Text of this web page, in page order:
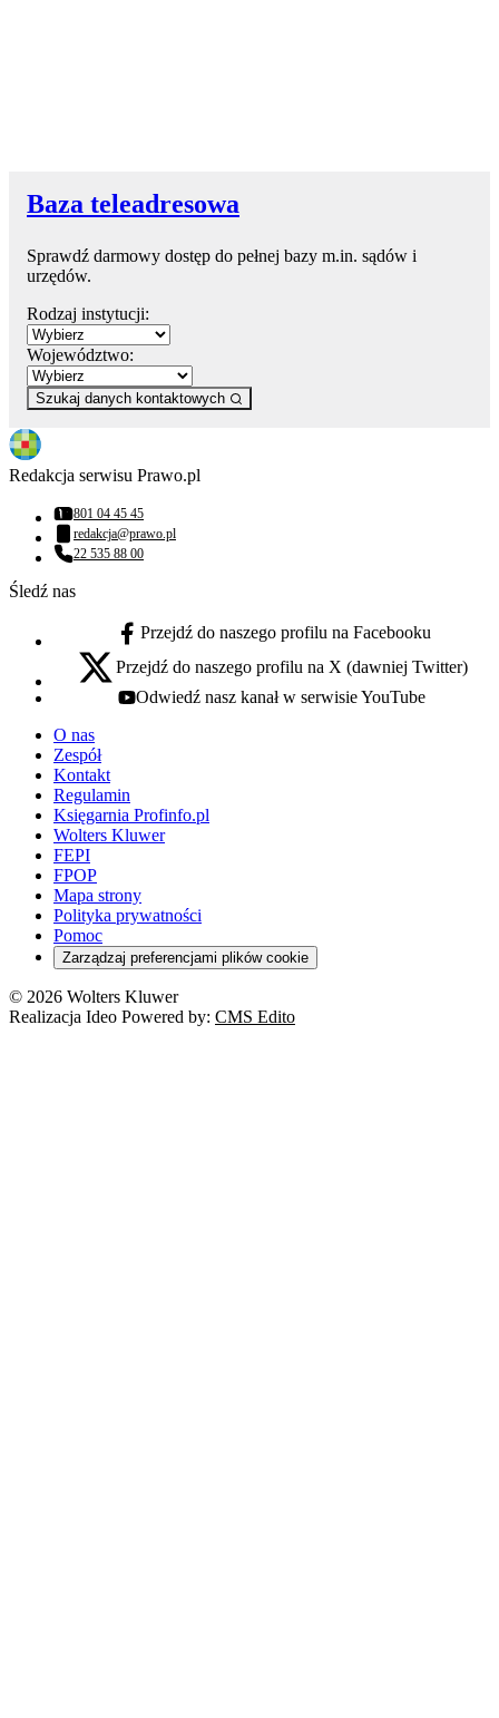
Baza teleadresowa
Sprawdź darmowy dostęp do pełnej bazy m.in. sądów i
urzędów.
Rodzaj instytucji:
Województwo:
Szukaj danych kontaktowych
Redakcja serwisu Prawo.pl
Numer telefonu:
801 04 45 45
Adres email:
redakcja@prawo.pl
Numer telefonu:
22 535 88 00
Śledź nas
facebook - otwiera się w nowej karcie
Przejdź do naszego profilu na Facebooku
x - otwiera się w nowej karcie
Przejdź do naszego profilu na X (dawniej Twitter)
youtube - otwiera się w nowej karcie
Odwiedź nasz kanał w serwisie YouTube
O nas
Zespół
Kontakt
Regulamin
Księgarnia Profinfo.pl
Wolters Kluwer
FEPI
FPOP
Mapa strony
Polityka prywatności
Pomoc
Zarządzaj preferencjami plików cookie
© 2026 Wolters Kluwer
Realizacja Ideo Powered by: CMS Edito